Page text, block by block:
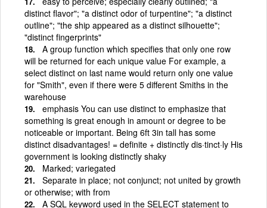
distinct flavor"; "a distinct odor of turpentine"; "a distinct
outline"; "the ship appeared as a distinct silhouette";
"distinct fingerprints"
A group function which specifies that only one row
will be returned for each unique value For example, a
select distinct on last name would return only one value
for "Smith", even if there were 5 different Smiths in the
warehouse
emphasis You can use distinct to emphasize that
something is great enough in amount or degree to be
noticeable or important. Being 6ft 3in tall has some
distinct disadvantages! = definite + distinctly dis·tinct·ly His
government is looking distinctly shaky
Marked; variegated
Separate in place; not conjunct; not united by growth
or otherwise; with from
A SQL keyword used in the SELECT statement to